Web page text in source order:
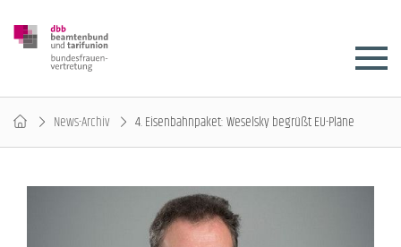
News-Archiv 4. Eisenbahnpaket: Weselsky begrüßt EU-Pläne